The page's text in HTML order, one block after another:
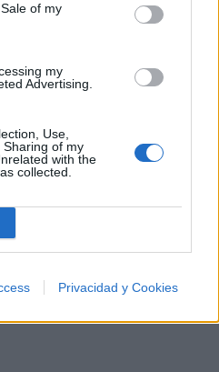
of my
my
Advertising.
Use,
of my
with the
collected.
Privacidad y Cookies